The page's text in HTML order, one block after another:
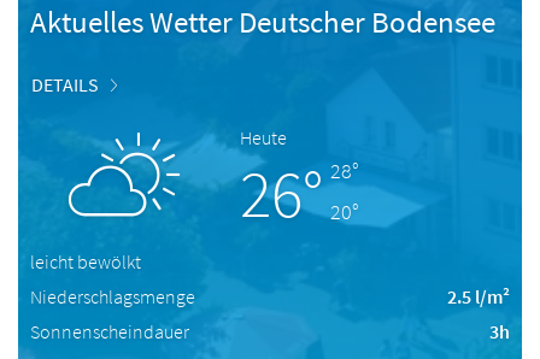
Aktuelles Wetter Deutscher Bodensee
DETAILS
Heute
26° 28°
20°
leicht bewölkt
Niederschlagsmenge
2.5 l/m²
Sonnenscheindauer
3h